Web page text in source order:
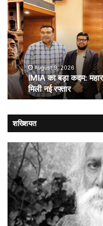
का
बड़ा
कदम:
महाराष्ट्र–
गोवा
FIP
से
जिम्मेदार
मत्स्य
पालन
मिली
नई
रफ्तार
August 9, 2026
IMIA का बड़ा कदम:
मिली नई रफ्तार
शख्शियत